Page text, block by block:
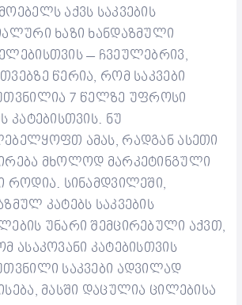
აქვს საკვების
ხაზი ხანდაზმული
– ჩვეულებრივ,
წერია, რომ საკვები
7 წელზე უფროსი
კატებისთვის. ნუ
ამას, რადგან ასეთი
მხოლოდ მარკეტინგული
როდია. სინამდვილეში,
კატებს საკვების
უნარი შემცირებული აქვთ,
ასაკოვანი კატებისთვის
საკვები ადვილად
მასში დაცულია ცილებისა